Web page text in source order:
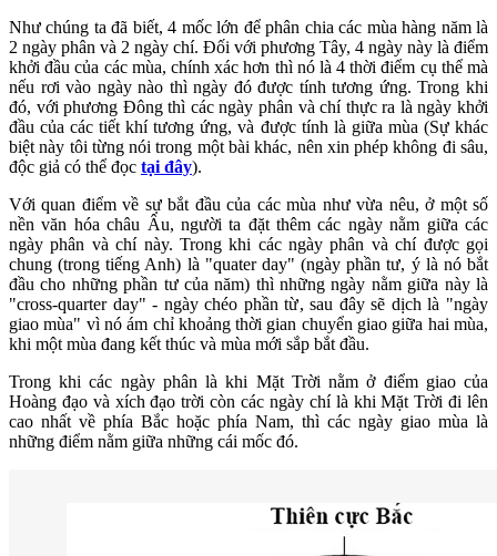
Như chúng ta đã biết, 4 mốc lớn để phân chia các mùa hàng năm là
2 ngày phân và 2 ngày chí. Đối với phương Tây, 4 ngày này là điểm
khởi đầu của các mùa, chính xác hơn thì nó là 4 thời điểm cụ thể mà
nếu rơi vào ngày nào thì ngày đó được tính tương ứng. Trong khi
đó, với phương Đông thì các ngày phân và chí thực ra là ngày khởi
đầu của các tiết khí tương ứng, và được tính là giữa mùa (Sự khác
biệt này tôi từng nói trong một bài khác, nên xin phép không đi sâu,
độc giả có thể đọc tại đây).
Với quan điểm về sự bắt đầu của các mùa như vừa nêu, ở một số
nền văn hóa châu Âu, người ta đặt thêm các ngày nằm giữa các
ngày phân và chí này. Trong khi các ngày phân và chí được gọi
chung (trong tiếng Anh) là "quater day" (ngày phần tư, ý là nó bắt
đầu cho những phần tư của năm) thì những ngày nằm giữa này là
"cross-quarter day" - ngày chéo phần từ, sau đây sẽ dịch là "ngày
giao mùa" vì nó ám chỉ khoảng thời gian chuyển giao giữa hai mùa,
khi một mùa đang kết thúc và mùa mới sắp bắt đầu.
Trong khi các ngày phân là khi Mặt Trời nằm ở điểm giao của
Hoàng đạo và xích đạo trời còn các ngày chí là khi Mặt Trời đi lên
cao nhất về phía Bắc hoặc phía Nam, thì các ngày giao mùa là
những điểm nằm giữa những cái mốc đó.